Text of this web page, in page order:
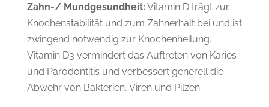
Zahn-/ Mundgesundheit: Vitamin D trägt zur
Knochenstabilität und zum Zahnerhalt bei und ist
zwingend notwendig zur Knochenheilung.
Vitamin D3 vermindert das Auftreten von Karies
und Parodontitis und verbessert generell die
Abwehr von Bakterien, Viren und Pilzen.